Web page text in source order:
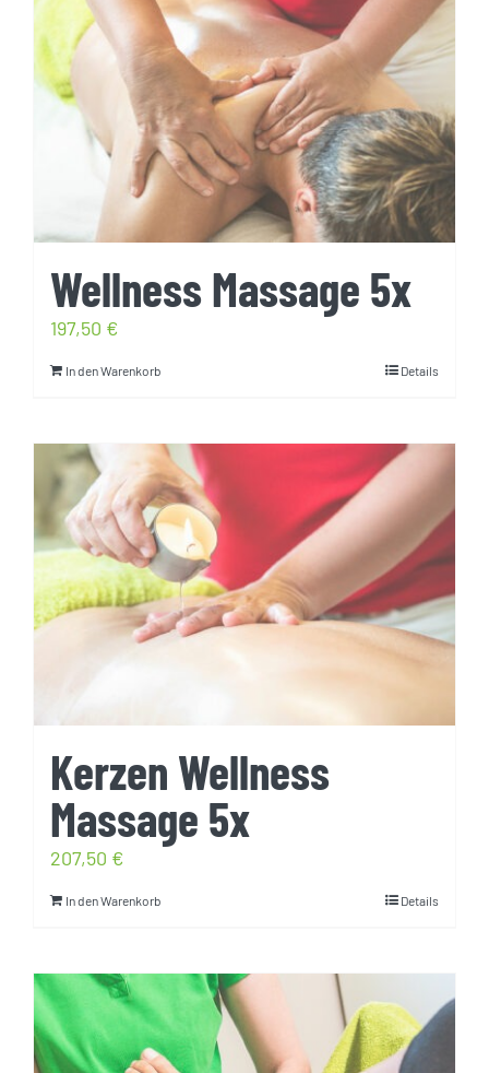
Wellness Massage 5x
197,50 €
In den Warenkorb Details
Kerzen Wellness
Massage 5x
207,50 €
In den Warenkorb Details